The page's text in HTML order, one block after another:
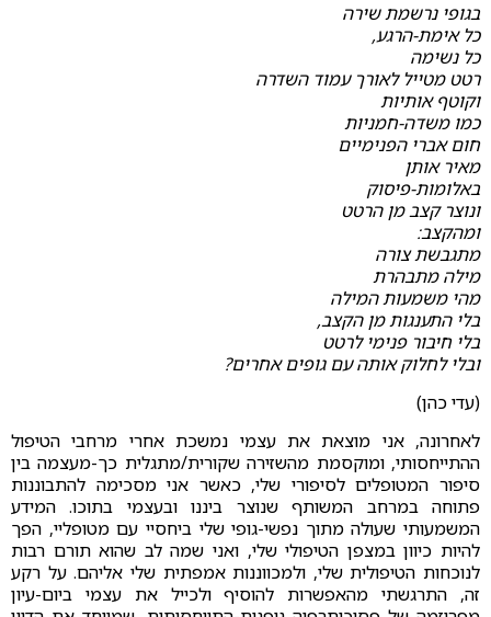
בגופי נרשמת שירה
כל אימת-הרגע,
כל נשימה
רטט מטייל לאורך עמוד השדרה
וקוטף אותיות
כמו משדה-חמניות
חום אברי הפנימיים
מאיר אותן
באלומות-פיסוק
ונוצר קצב מן הרטט
ומהקצב:
מתגבשת צורה
מילה מתבהרת
מהי משמעות המילה
בלי התענגות מן הקצב,
בלי חיבור פנימי לרטט
ובלי לחלוק אותה עם גופים אחרים?
(עדי כהן)
לאחרונה, אני מוצאת את עצמי נמשכת אחרי מרחבי הטיפול
ההתייחסותי, ומוקסמת מהשזירה שקורית/מתגלית כך-מעצמה בין
סיפור המטופלים לסיפורי שלי, כאשר אני מסכימה להתבוננות
פתוחה במרחב המשותף שנוצר ביננו ובעצמי בתוכו. המידע
המשמעותי שעולה מתוך נפשי-גופי שלי ביחסיי עם מטופליי, הפך
להיות כיוון במצפן הטיפולי שלי, ואני שמה לב שהוא תורם רבות
לנוכחות הטיפולית שלי, ולמכווננות אמפתית שלי אליהם. על רקע
זה, התרגשתי מהאפשרות להוסיף ולכייל את עצמי ביום-עיון